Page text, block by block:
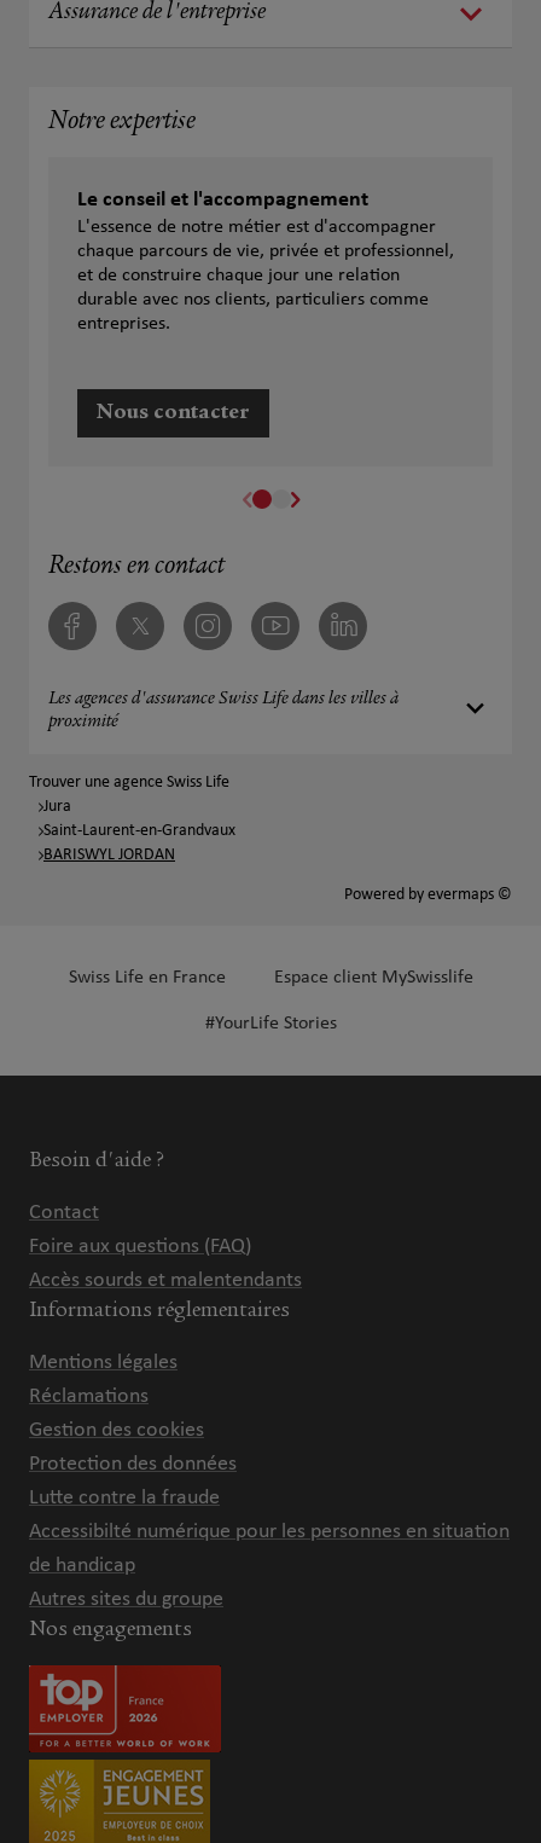
Assurance de l'entreprise
Notre expertise
Le conseil et l'accompagnement
L'essence de notre métier est d'accompagner
chaque parcours de vie, privée et professionnel,
et de construire chaque jour une relation
durable avec nos clients, particuliers comme
entreprises.
Nous contacter
Restons en contact
FacebookTwitter InstagramYoutube Linkedin
Les agences d'assurance Swiss Life dans les villes à
proximité
Trouver une agence Swiss Life
Jura
Saint-Laurent-en-Grandvaux
BARISWYL JORDAN
Powered by evermaps ©
Swiss Life en France Espace client MySwisslife
#YourLife Stories
Besoin d'aide ?
Contact
Foire aux questions (FAQ)
Accès sourds et malentendants
Informations réglementaires
Mentions légales
Réclamations
Gestion des cookies
Protection des données
Lutte contre la fraude
Accessibilté numérique pour les personnes en situation
de handicap
Autres sites du groupe
Nos engagements